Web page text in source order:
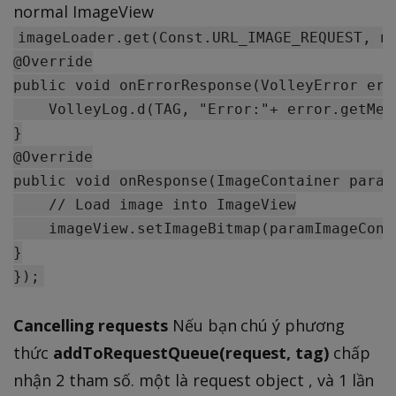
normal ImageView
@Override
public void onErrorResponse(VolleyError
VolleyLog.d(TAG, "Error:"+
}
@Override
public void onResponse(ImageContainer
    // Load image into ImageView
}
Cancelling requestsNếu bạn chú ý phương
thức addToRequestQueue(request, tag) chấp
nhận 2 tham số. một là request object , và 1 lần